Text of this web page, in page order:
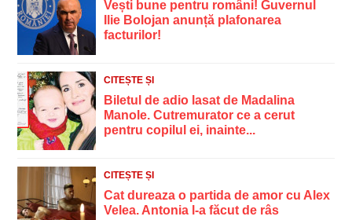
Vești bune pentru români! Guvernul
Ilie Bolojan anunță plafonarea
facturilor!
CITEȘTE ȘI
Biletul de adio lasat de Madalina
Manole. Cutremurator ce a cerut
pentru copilul ei, inainte...
CITEȘTE ȘI
Cat dureaza o partida de amor cu Alex
Velea. Antonia l-a făcut de râs